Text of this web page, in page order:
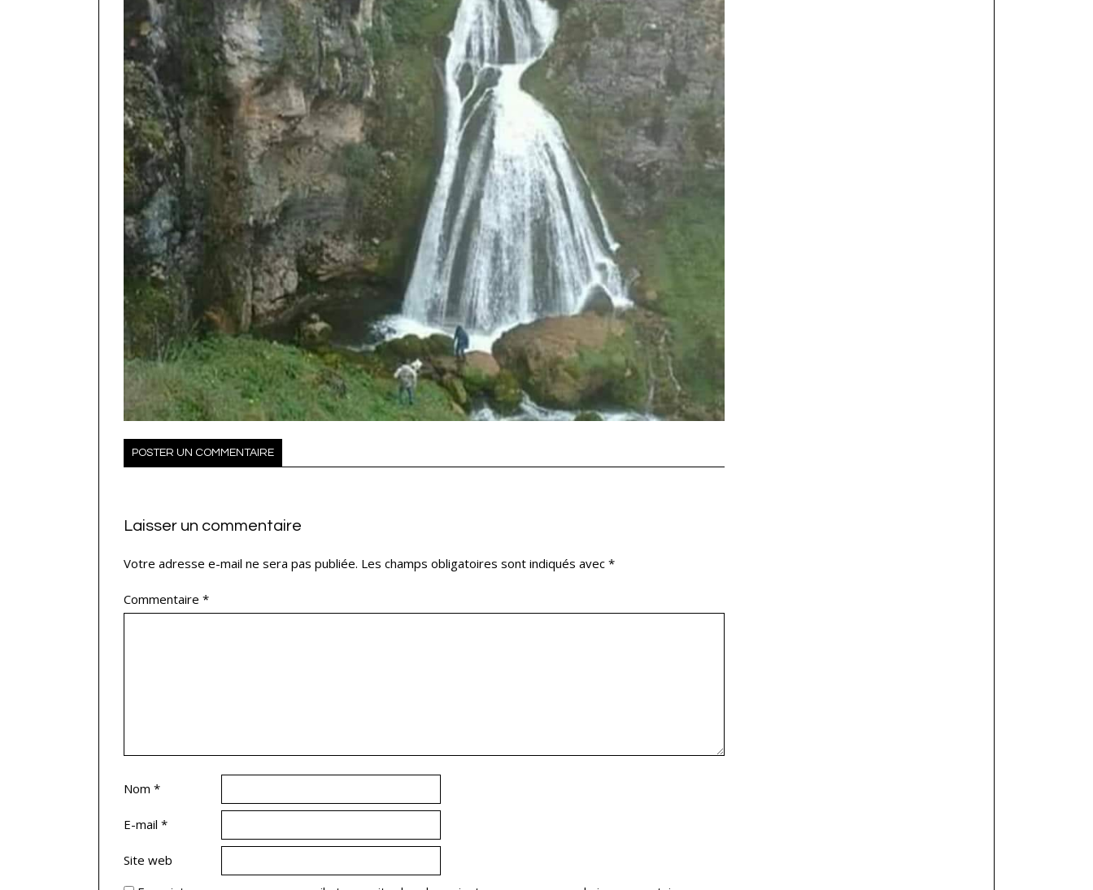
POSTER UN COMMENTAIRE
Laisser un commentaire
Votre adresse e-mail ne sera pas publiée. Les champs obligatoires sont indiqués avec *
Commentaire *
Nom *
E-mail *
Site web